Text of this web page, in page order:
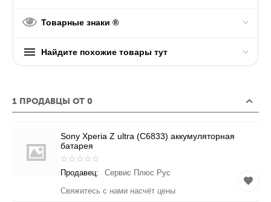
Товарные знаки ®
Найдите похожие товары тут
1 ПРОДАВЦЫ ОТ 0
Sony Xperia Z ultra (C6833) аккумуляторная
батарея
Продавец:
Сервис Плюс Рус
Свяжитесь с нами насчёт цены